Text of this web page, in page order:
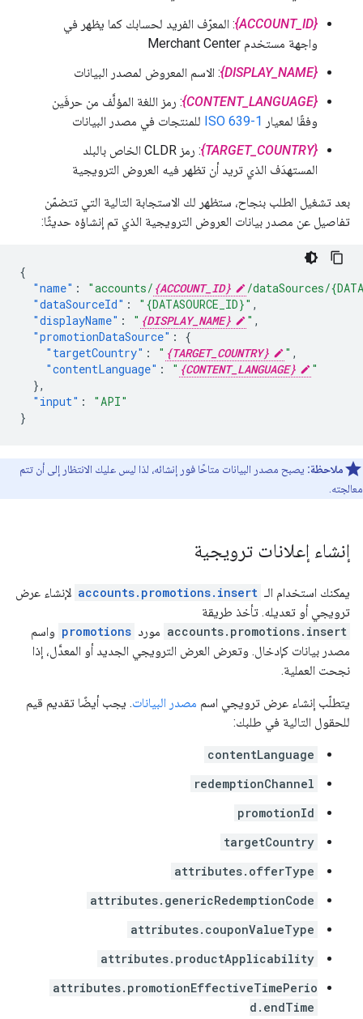
{ACCOUNT_ID}
: المعرّف الفريد لحسابك كما يظهر في
واجهة مستخدم Merchant Center
{DISPLAY_NAME}
: الاسم المعروض لمصدر البيانات
{CONTENT_LANGUAGE}
: رمز اللغة المؤلَّف من حرفَين
وفقًا لمعيار ISO 639-1 للمنتجات في مصدر البيانات
{TARGET_COUNTRY}
: رمز CLDR الخاص بالبلد
المستهدَف الذي تريد أن تظهر فيه العروض الترويجية
بعد تشغيل الطلب بنجاح، ستظهر لك الاستجابة التالية التي تتضمّن
تفاصيل عن مصدر بيانات العروض الترويجية الذي تم إنشاؤه حديثًا:
{
"name" : "accounts/ {ACCOUNT_ID}
/dataSources/
"dataSourceId" : "{DATASOURCE_ID}" ,
"displayName" : " {DISPLAY_NAME} " ,
"promotionDataSource" :
{
"targetCountry" : " {TARGET_COUNTRY} " ,
"contentLanguage" : " {CONTENT_LANGUAGE}
"
},
"input" :
"API"
}
ملاحظة: يصبح مصدر البيانات متاحًا فور إنشائه، لذا ليس عليك الانتظار إلى أن تتم
معالجته.
إنشاء إعلانات ترويجية
يمكنك استخدام الـ accounts.promotions.insert لإنشاء عرض
ترويجي أو تعديله. تأخذ طريقة
accounts.promotions.insert مورد promotions واسم
مصدر بيانات كإدخال. وتعرض العرض الترويجي الجديد أو المعدَّل، إذا
نجحت العملية.
يتطلّب إنشاء عرض ترويجي اسم مصدر البيانات. يجب أيضًا تقديم قيم
للحقول التالية في طلبك:
contentLanguage
redemptionChannel
promotionId
targetCountry
attributes.offerType
attributes.genericRedemptionCode
attributes.couponValueType
attributes.productApplicability
attributes.promotionEffectiveTimePerio
d.endTime